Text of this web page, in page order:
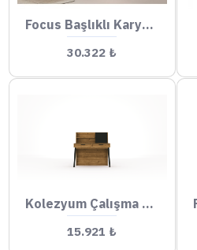
Focus Başlıklı Karyola
30.322 ₺
Kolezyum Çalışma Masası
15.921 ₺